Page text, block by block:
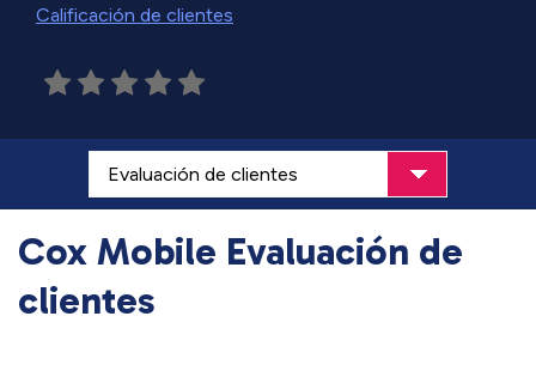
Calificación de clientes
Cox Mobile Evaluación de
clientes